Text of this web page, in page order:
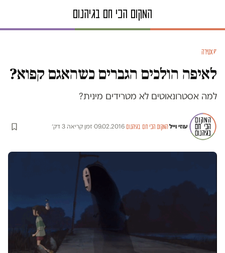
סאטירה
לאיפה הולכים הגברים כשהאגם קפוא?
למה אסטרונאוטים לא מטרידים מינית?
עוזי וייל·המקום הכי חם בגיהנום·
09.02.2016
·זמן קריאה 3 דק׳